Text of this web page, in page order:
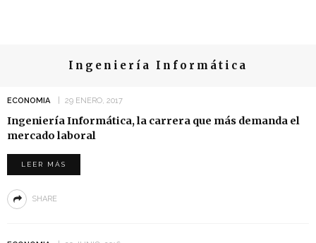
Ingeniería Informática
ECONOMIA 29 ENERO, 2017
Ingeniería Informática, la carrera que más demanda el
mercado laboral
LEER MÁS
SHARE